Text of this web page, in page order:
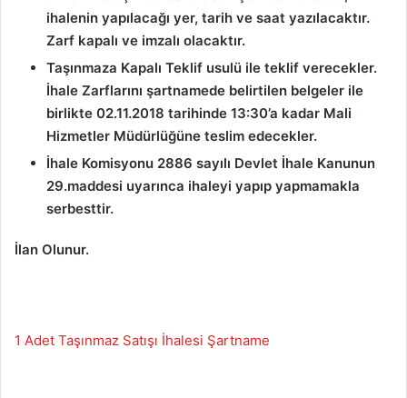
ihalenin yapılacağı yer, tarih ve saat yazılacaktır.
Zarf kapalı ve imzalı olacaktır.
Taşınmaza Kapalı Teklif usulü ile teklif verecekler.
İhale Zarflarını şartnamede belirtilen belgeler ile
birlikte 02.11.2018 tarihinde 13:30’a kadar Mali
Hizmetler Müdürlüğüne teslim edecekler.
İhale Komisyonu 2886 sayılı Devlet İhale Kanunun
29.maddesi uyarınca ihaleyi yapıp yapmamakla
serbesttir.
İlan Olunur.
1 Adet Taşınmaz Satışı İhalesi Şartname